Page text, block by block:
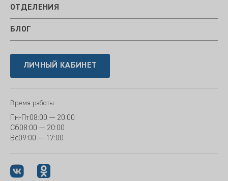
ОТДЕЛЕНИЯ
БЛОГ
ЛИЧНЫЙ КАБИНЕТ
Время работы:
Пн-Пт08:00 — 20:00
Сб08:00 — 20:00
Вс09:00 — 17:00